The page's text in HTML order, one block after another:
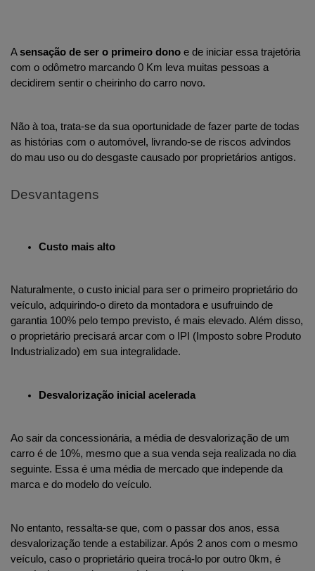
A sensação de ser o primeiro dono e de iniciar essa trajetória
com o odômetro marcando 0 Km leva muitas pessoas a
decidirem sentir o cheirinho do carro novo.
Não à toa, trata-se da sua oportunidade de fazer parte de todas
as histórias com o automóvel, livrando-se de riscos advindos
do mau uso ou do desgaste causado por proprietários antigos.
Desvantagens
Custo mais alto
Naturalmente, o custo inicial para ser o primeiro proprietário do
veículo, adquirindo-o direto da montadora e usufruindo de
garantia 100% pelo tempo previsto, é mais elevado. Além disso,
o proprietário precisará arcar com o IPI (Imposto sobre Produto
Industrializado) em sua integralidade.
Desvalorização inicial acelerada
Ao sair da concessionária, a média de desvalorização de um
carro é de 10%, mesmo que a sua venda seja realizada no dia
seguinte. Essa é uma média de mercado que independe da
marca e do modelo do veículo.
No entanto, ressalta-se que, com o passar dos anos, essa
desvalorização tende a estabilizar. Após 2 anos com o mesmo
veículo, caso o proprietário queira trocá-lo por outro 0km, é